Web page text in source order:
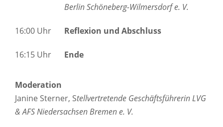
Berlin Schöneberg-Wilmersdorf e. V.
16:00 Uhr Reflexion und Abschluss
16:15 Uhr Ende
Moderation
Janine Sterner, Stellvertretende Geschäftsführerin LVG
& AFS Niedersachsen Bremen e. V.